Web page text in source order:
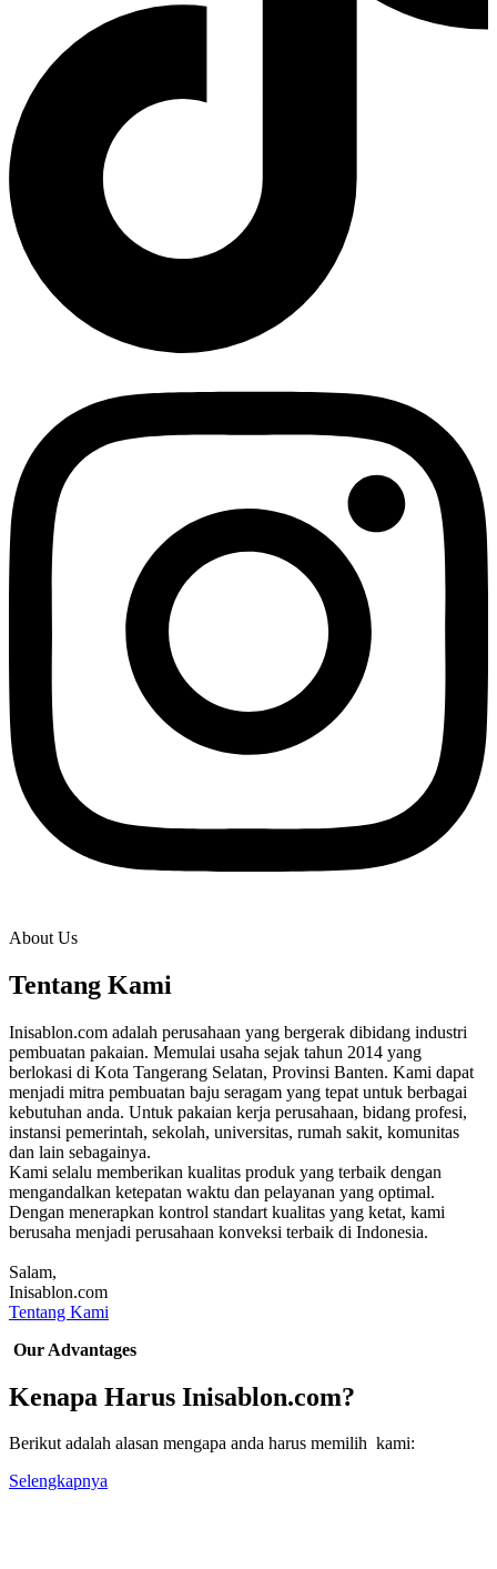
About Us
Tentang Kami
Inisablon.com adalah perusahaan yang bergerak dibidang industri
pembuatan pakaian. Memulai usaha sejak tahun 2014 yang
berlokasi di Kota Tangerang Selatan, Provinsi Banten. Kami dapat
menjadi mitra pembuatan baju seragam yang tepat untuk berbagai
kebutuhan anda. Untuk pakaian kerja perusahaan, bidang profesi,
instansi pemerintah, sekolah, universitas, rumah sakit, komunitas
dan lain sebagainya.
Kami selalu memberikan kualitas produk yang terbaik dengan
mengandalkan ketepatan waktu dan pelayanan yang optimal.
Dengan menerapkan kontrol standart kualitas yang ketat, kami
berusaha menjadi perusahaan konveksi terbaik di Indonesia.
Salam,
Inisablon.com
Tentang Kami
Our Advantages
Kenapa Harus Inisablon.com?
Berikut adalah alasan mengapa anda harus memilih kami:
Selengkapnya